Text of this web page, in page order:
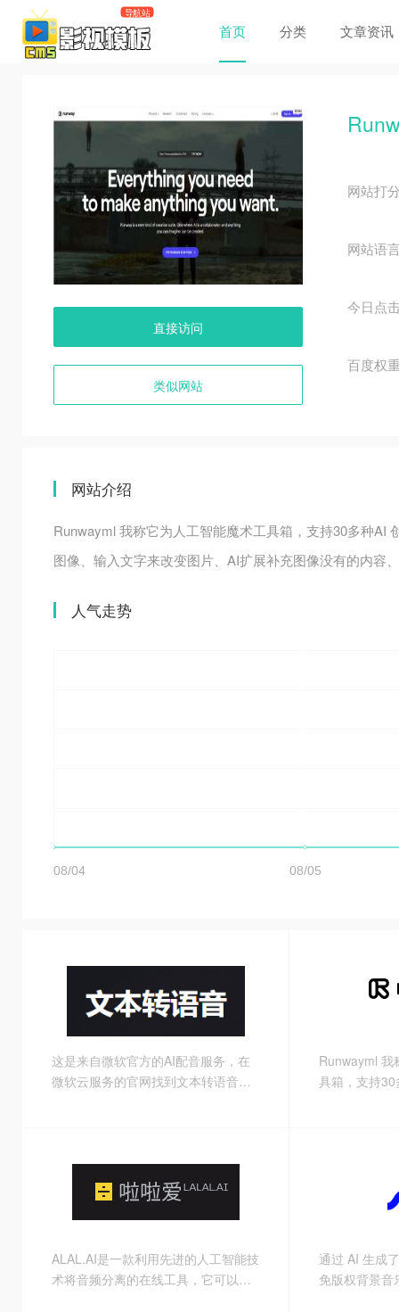
首页 分类 文章资讯
直接访问
类似网站
网站打
网站语
今日点
百度权
网站介绍
Runwayml 我称它为人工智能魔术工具箱，支持30多种AI
图像、输入文字来改变图片、AI扩展补充图像没有的内容
人气走势
这是来自微软官方的AI配音服务，在
微软云服务的官网找到文本转语音功
希、晓晓等知名配音就来自这里。
Runwayml 我
具箱，支持
自动检测模
ALAL.AI是一款利用先进的人工智能技
术将音频分离的在线工具，它可以从
通过 AI 生成
免版权背景音